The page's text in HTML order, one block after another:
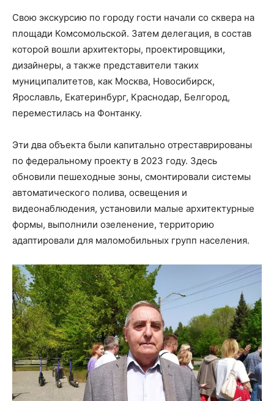
Свою экскурсию по городу гости начали со сквера на
площади Комсомольской. Затем делегация, в состав
которой вошли архитекторы, проектировщики,
дизайнеры, а также представители таких
муниципалитетов, как Москва, Новосибирск,
Ярославль, Екатеринбург, Краснодар, Белгород,
переместилась на Фонтанку.
Эти два объекта были капитально отреставрированы
по федеральному проекту в 2023 году. Здесь
обновили пешеходные зоны, смонтировали системы
автоматического полива, освещения и
видеонаблюдения, установили малые архитектурные
формы, выполнили озеленение, территорию
адаптировали для маломобильных групп населения.